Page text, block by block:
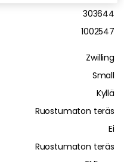
303644
1002547
Zwilling
Small
Kyllä
Ruostumaton teräs
Ei
Ruostumaton teräs